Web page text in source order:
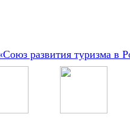
развития туризма в